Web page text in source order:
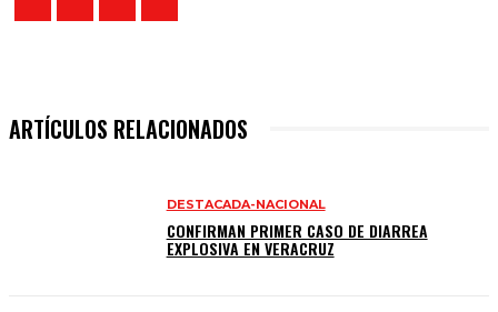
ARTÍCULOS RELACIONADOS
DESTACADA-NACIONAL
CONFIRMAN PRIMER CASO DE DIARREA
EXPLOSIVA EN VERACRUZ